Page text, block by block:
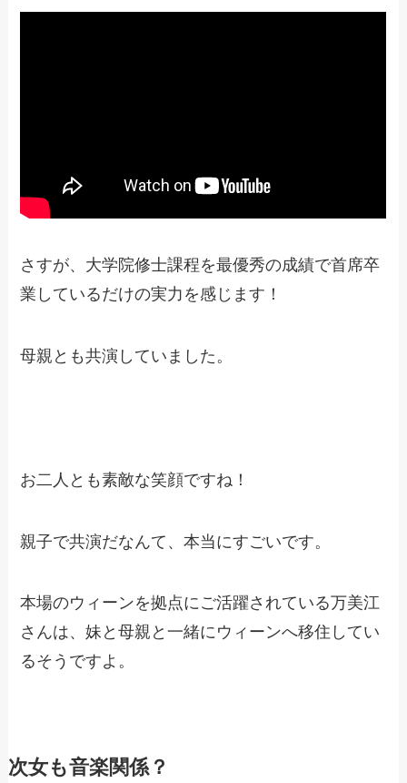
さすが、大学院修士課程を最優秀の成績で首席卒
業しているだけの実力を感じます！
母親とも共演していました。
お二人とも素敵な笑顔ですね！
親子で共演だなんて、本当にすごいです。
本場のウィーンを拠点にご活躍されている万美江
さんは、妹と母親と一緒にウィーンへ移住してい
るそうですよ。
次女も音楽関係？